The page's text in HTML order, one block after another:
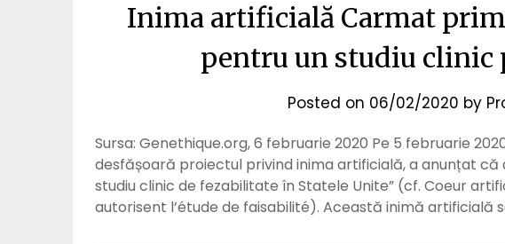
Inima artificială Carmat
pentru un studiu clinic
Posted on 06/02/2020 by
Sursa: Genethique.org, 6 februarie 2020 Pe 5 februarie
desfășoară proiectul privind inima artificială, a anunțat că
studiu clinic de fezabilitate în Statele Unite” (cf. Coeur
autorisent l’étude de faisabilité). Această inimă artificială